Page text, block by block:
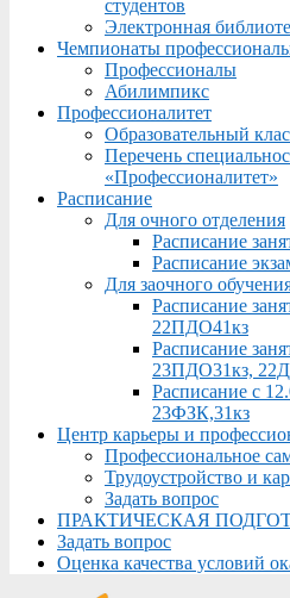
студентов
Электронная
Чемпионаты
Профессионалы
Абилимпикс
Профессионалитет
Образовательный
Перечень
«Профессионалитет»
Расписание
Для очного отделения
Расписание
Расписание
Для заочного
Расписание
22ПДО41кз
Расписание
23ПДО31кз,
Расписание с
23ФЗК,31кз
Центр карьеры и
Профессиональное
Трудоустройство и
Задать вопрос
ПРАКТИЧЕСКАЯ
Задать вопрос
Оценка качества условий